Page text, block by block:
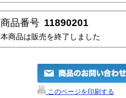
商品番号 11890201
本商品は販売を終了しました
このページを印刷する